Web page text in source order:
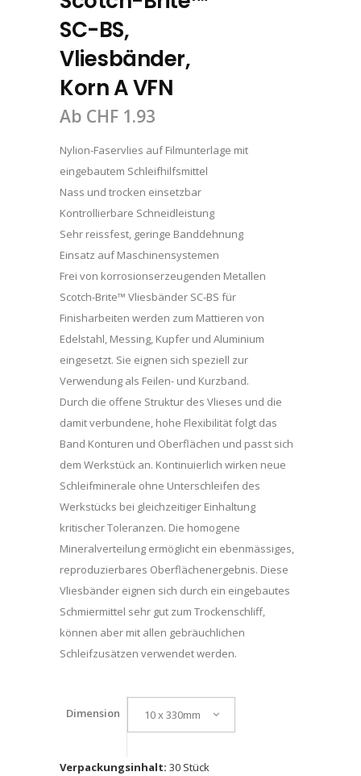
SC-BS,
Vliesbänder,
Korn A VFN
Ab CHF 1.93
Nylion-Faservlies auf Filmunterlage mit
eingebautem Schleifhilfsmittel
Nass und trocken einsetzbar
Kontrollierbare Schneidleistung
Sehr reissfest, geringe Banddehnung
Einsatz auf Maschinensystemen
Frei von korrosionserzeugenden Metallen
Scotch-Brite™ Vliesbänder SC-BS für
Finisharbeiten werden zum Mattieren von
Edelstahl, Messing, Kupfer und Aluminium
eingesetzt. Sie eignen sich speziell zur
Verwendung als Feilen- und Kurzband.
Durch die offene Struktur des Vlieses und die
damit verbundene, hohe Flexibilität folgt das
Band Konturen und Oberflächen und passt sich
dem Werkstück an. Kontinuierlich wirken neue
Schleifminerale ohne Unterschleifen des
Werkstücks bei gleichzeitiger Einhaltung
kritischer Toleranzen. Die homogene
Mineralverteilung ermöglicht ein ebenmässiges,
reproduzierbares Oberflächenergebnis. Diese
Vliesbänder eignen sich durch ein eingebautes
Schmiermittel sehr gut zum Trockenschliff,
können aber mit allen gebräuchlichen
Schleifzusätzen verwendet werden.
Dimension 10 x 330mm
Verpackungsinhalt: 30 Stück